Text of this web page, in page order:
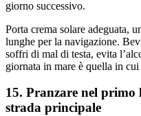
giorno successivo.
Porta crema solare adeguata,
lunghe per la navigazione.
soffri di mal di testa, evita
giornata in mare è quella in
15. Pranzare nel primo
strada principale